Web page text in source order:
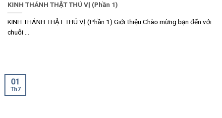
KINH THÁNH THẬT THÚ VỊ (Phần 1)
KINH THÁNH THẬT THÚ VỊ (Phần 1) Giới thiệu Chào mừng bạn đến với
chuỗi ...
01
Th7